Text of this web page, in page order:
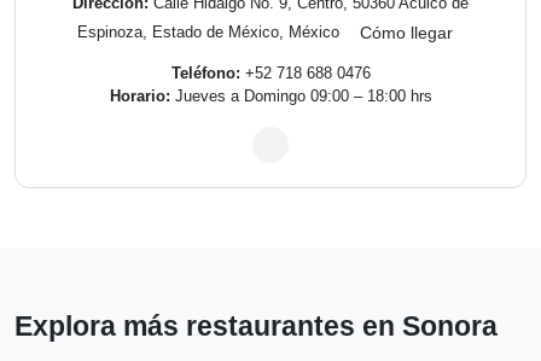
Espinoza, Estado de México, México
Cómo llegar
Teléfono: +52 718 688 0476
Horario: Jueves a Domingo 09:00 – 18:00 hrs
Explora más restaurantes en Sonora